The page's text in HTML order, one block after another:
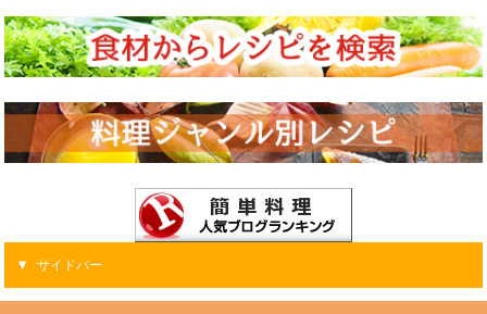
サイドバー